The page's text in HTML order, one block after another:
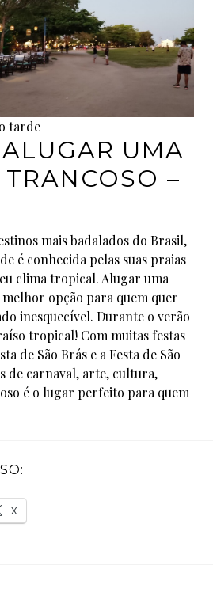
tarde
UMA
–
mais badalados do Brasil,
é conhecida pelas suas praias
clima tropical. Alugar uma
melhor opção para quem quer
inesquecível. Durante o verão
tropical! Com muitas festas
de São Brás e a Festa de São
de carnaval, arte, cultura,
é o lugar perfeito para quem
X